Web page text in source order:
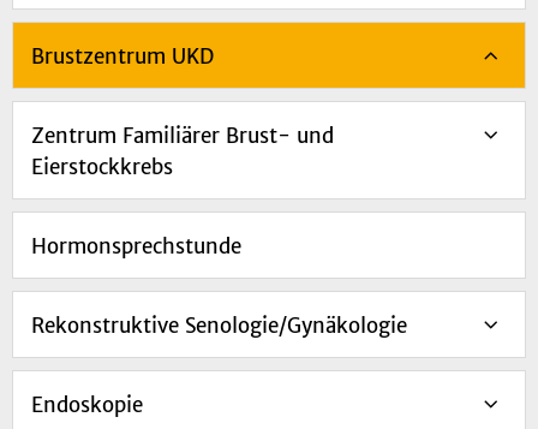
Brustzentrum UKD
Zentrum Familiärer Brust- und
Eierstockkrebs
Hormonsprechstunde
Rekonstruktive Senologie/Gynäkologie
Endoskopie